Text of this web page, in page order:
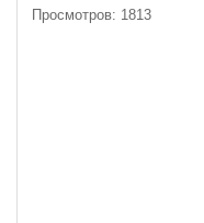
Просмотров: 1813